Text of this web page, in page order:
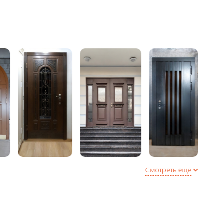
(Е + D) по периметру двери или 3 контура в
опция)
Смотреть ещё